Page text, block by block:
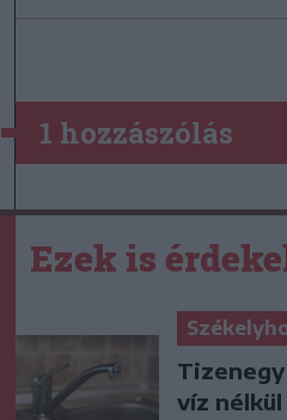
1 hozzászólás
Ezek is
víz